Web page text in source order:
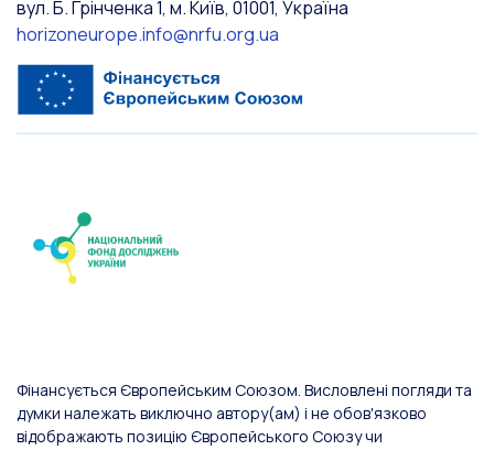
вул. Б. Грінченка 1, м. Київ, 01001, Україна
horizoneurope.info@nrfu.org.ua
Фінансується Європейським Союзом. Висловлені погляди та
думки належать виключно автору(ам) і не обов'язково
відображають позицію Європейського Союзу чи